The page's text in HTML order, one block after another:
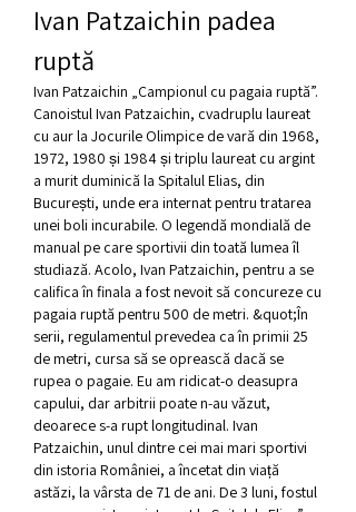
Ivan Patzaichin padea
ruptă
Ivan Patzaichin „Campionul cu pagaia ruptă”.
Canoistul Ivan Patzaichin, cvadruplu laureat
cu aur la Jocurile Olimpice de vară din 1968,
1972, 1980 și 1984 și triplu laureat cu argint
a murit duminică la Spitalul Elias, din
București, unde era internat pentru tratarea
unei boli incurabile. O legendă mondială de
manual pe care sportivii din toată lumea îl
studiază. Acolo, Ivan Patzaichin, pentru a se
califica în finala a fost nevoit să concureze cu
pagaia ruptă pentru 500 de metri. &quot;În
serii, regulamentul prevedea ca în primii 25
de metri, cursa să se oprească dacă se
rupea o pagaie. Eu am ridicat-o deasupra
capului, dar arbitrii poate n-au văzut,
deoarece s-a rupt longitudinal. Ivan
Patzaichin, unul dintre cei mai mari sportivi
din istoria României, a încetat din viață
astăzi, la vârsta de 71 de ani. De 3 luni, fostul